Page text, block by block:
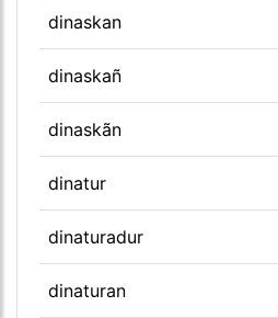
dinaskan
dinaskañ
dinaskãn
dinatur
dinaturadur
dinaturan